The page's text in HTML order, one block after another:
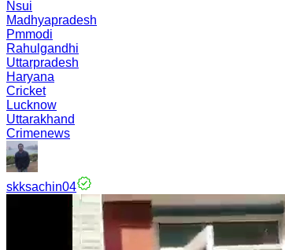
Nsui
Madhyapradesh
Pmmodi
Rahulgandhi
Uttarpradesh
Haryana
Cricket
Lucknow
Uttarakhand
Crimenews
skksachin04